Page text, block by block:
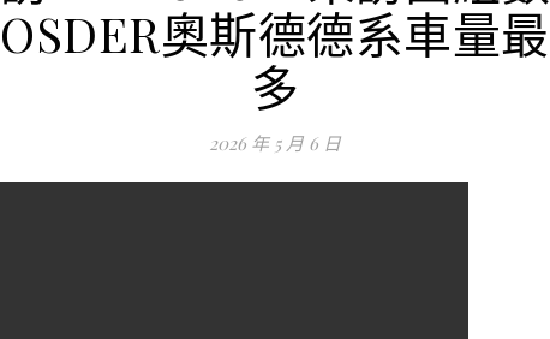
OSDER奧斯德德系車量最
多
2026 年 5 月 6 日